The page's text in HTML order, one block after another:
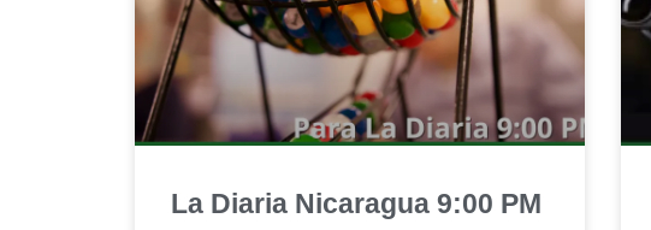
La Diaria Nicaragua 9:00 PM